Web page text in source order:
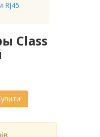
RJ45
Class